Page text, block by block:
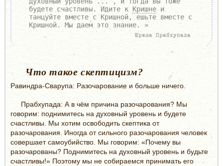
будете счастливы. Идите к Кришне и
танцуйте вместе с Кришной, ешьте вместе с
Кришной. Мы даем это знание. »
Шрила Прабхупада
Что такое скептицизм?
Равиндра-Сварупа: Разочарование и больше ничего.
Прабхупада: А в чём причина разочарования? Мы
говорим: поднимитесь на духовный уровень и будете
счастливы. Мы хотим освободить скептика от
разочарования. Иногда от сильного разочарования человек
совершает самоубийство. Мы говорим: «Почему вы
разочарованы? Поднимитесь на духовный уровень и будьте
счастливы!» Поэтому мы не собираемся принимать его